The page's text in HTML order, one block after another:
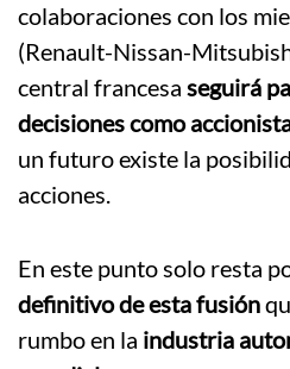
colaboraciones con los
(Renault-Nissan-
central francesa seguirá
decisiones como
un futuro existe la
acciones.
En este punto solo resta
definitivo de esta fusión
rumbo en la industria